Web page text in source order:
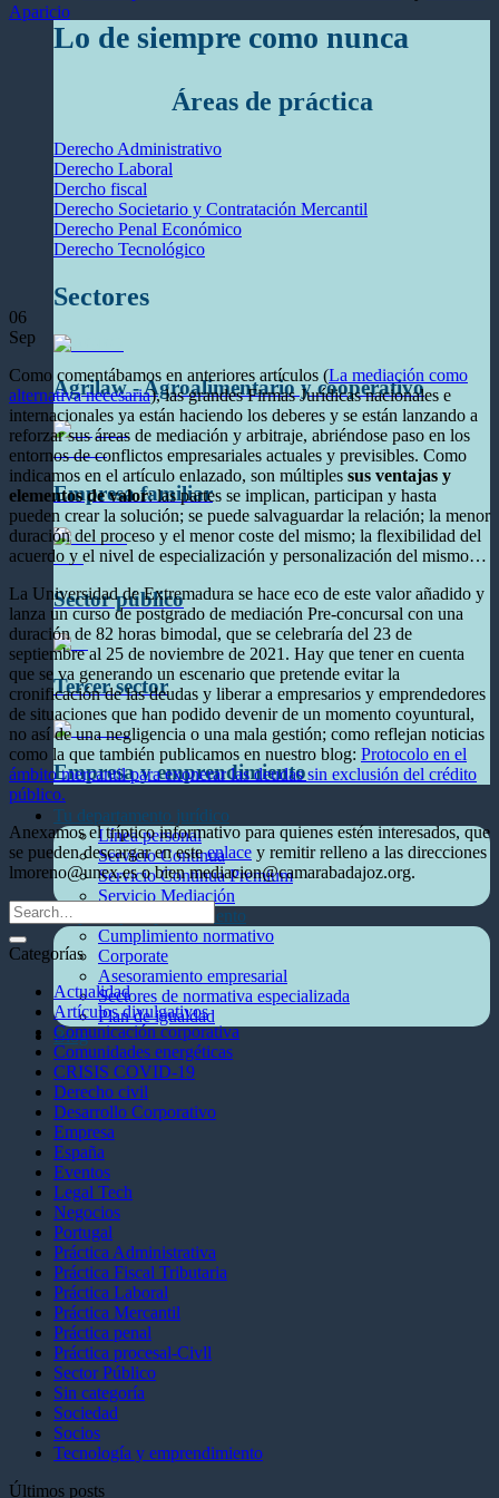
Lo de siempre como nunca
Áreas de práctica
Derecho Administrativo
Derecho Laboral
Dercho fiscal
Derecho Societario y Contratación Mercantil
Derecho Penal Económico
Derecho Tecnológico
Sectores
Agrilaw - Agroalimentario y cooperativo
Empresa familiar
Sector público
Tercer sector
Empresa y emprendimiento
Tu departamento jurídico
Línea personal
Servicio Continua
Servicio Continua Premium
Servicio Mediación
Empresa y emprendimiento
Cumplimiento normativo
Corporate
Asesoramiento empresarial
Sectores de normativa especializada
Plan de igualdad
Blog
Aparicio
06
Sep
Como comentábamos en anteriores artículos (La mediación como
alternativa necesaria), las grandes Firmas Jurídicas nacionales e
internacionales ya están haciendo los deberes y se están lanzando a
reforzar sus áreas de mediación y arbitraje, abriéndose paso en los
entornos de conflictos empresariales actuales y previsibles. Como
indicamos en el artículo enlazado, son múltiples sus ventajas y
elementos de valor: las partes se implican, participan y hasta
pueden crear la solución; se puede salvaguardar la relación; la menor
duración del proceso y el menor coste del mismo; la flexibilidad del
acuerdo y el nivel de especialización y personalización del mismo…
La Universidad de Extremadura se hace eco de este valor añadido y
lanza un curso de postgrado de mediación Pre-concursal con una
duración de 82 horas bimodal, que se celebraría del 23 de
septiembre al 25 de noviembre de 2021. Hay que tener en cuenta
que se va generando un escenario que pretende evitar la
cronificación de las deudas y liberar a empresarios y emprendedores
de situaciones que han podido devenir de un momento coyuntural,
no así de una negligencia o una mala gestión; como reflejan noticias
como la que también publicamos en nuestro blog: Protocolo en el
ámbito mercantil para exonerar las deudas sin exclusión del crédito
público.
Anexamos el tríptico informativo para quienes estén interesados, que
se pueden descargar en esteenlace y remitir relleno a las direcciones
lmoreno@unex.es o bien mediacion@camarabadajoz.org.
Categorías
Actualidad
Artículos divulgativos
Comunicación corporativa
Comunidades energéticas
CRISIS COVID-19
Derecho civil
Desarrollo Corporativo
Empresa
España
Eventos
Legal Tech
Negocios
Portugal
Práctica Administrativa
Práctica Fiscal Tributaria
Práctica Laboral
Práctica Mercantil
Práctica penal
Práctica procesal-Civll
Sector Público
Sin categoría
Sociedad
Socios
Tecnología y emprendimiento
Últimos posts